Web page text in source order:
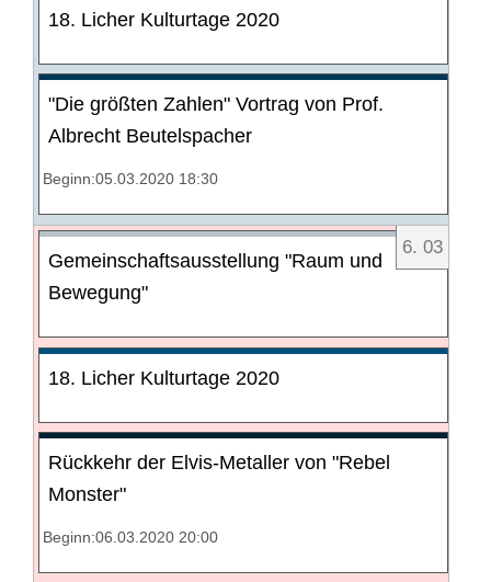
18. Licher Kulturtage 2020
"Die größten Zahlen" Vortrag von Prof.
Albrecht Beutelspacher
Beginn:05.03.2020 18:30
6. 03
Gemeinschaftsausstellung "Raum und
Bewegung"
18. Licher Kulturtage 2020
Rückkehr der Elvis-Metaller von "Rebel
Monster"
Beginn:06.03.2020 20:00